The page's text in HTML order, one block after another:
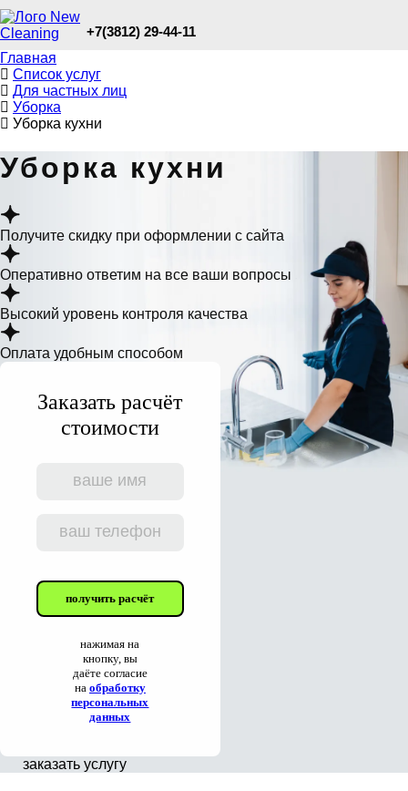
+7(3812) 29-44-11
Главная
Список услуг
Для частных лиц
Уборка
Уборка кухни
Уборка кухни
Получите скидку при оформлении с сайта
Оперативно ответим на все ваши вопросы
Высокий уровень контроля качества
Оплата удобным способом
Заказать расчёт
стоимости
получить расчёт
нажимая на
кнопку, вы
даёте согласие
на обработку
персональных
данных
заказать услугу